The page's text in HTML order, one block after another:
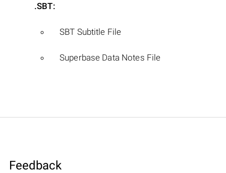
.SBT:
SBT Subtitle File
Superbase Data Notes File
Feedback